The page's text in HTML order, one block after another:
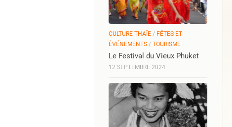
CULTURE THAÏE / FÊTES ET
ÉVÉNEMENTS / TOURISME
Le Festival du Vieux Phuket
12 SEPTEMBRE 2024